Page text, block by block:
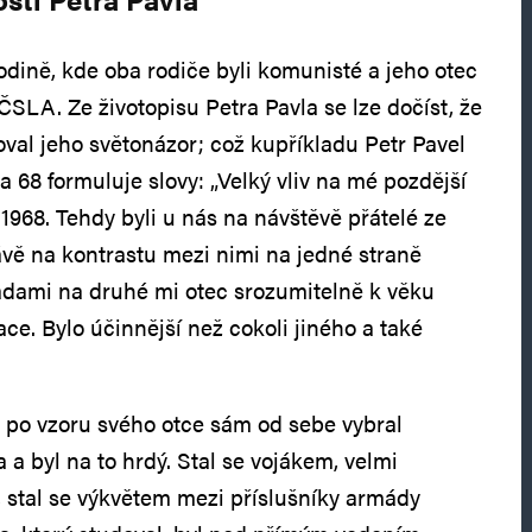
kde oba rodiče byli komunisté a jeho otec
Ze životopisu Petra Pavla se lze dočíst, že
jeho světonázor; což kupříkladu Petr Pavel
68 formuluje slovy: „Velký vliv na mé pozdější
Tehdy byli u nás na návštěvě přátelé ze
na kontrastu mezi nimi na jedné straně
na druhé mi otec srozumitelně k věku
Bylo účinnější než cokoli jiného a také
vzoru svého otce sám od sebe vybral
byl na to hrdý. Stal se vojákem, velmi
se výkvětem mezi příslušníky armády